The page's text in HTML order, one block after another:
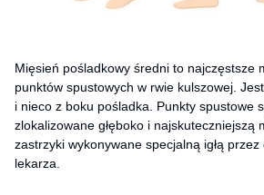
Mięsień pośladkowy średni to najczęstsze
punktów spustowych w rwie kulszowej.
i nieco z boku pośladka. Punkty spustowe
zlokalizowane głęboko i najskuteczniejszą
zastrzyki wykonywane specjalną igłą
lekarza.